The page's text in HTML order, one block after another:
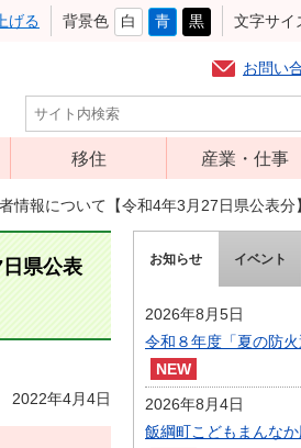
げる 背景色 白 青 黒 文字サイ
お問い
移住 産業・仕事
経営支援・金融
就労支援
農林業振興
令・規制
企業の税金
情報について【令和4年3月27日県公表分】
県公表
2022年4月4日
お知らせ イベント
2026年8月5日
令和８年度「夏の防
2026年8月4日
飯綱町こどもまんな